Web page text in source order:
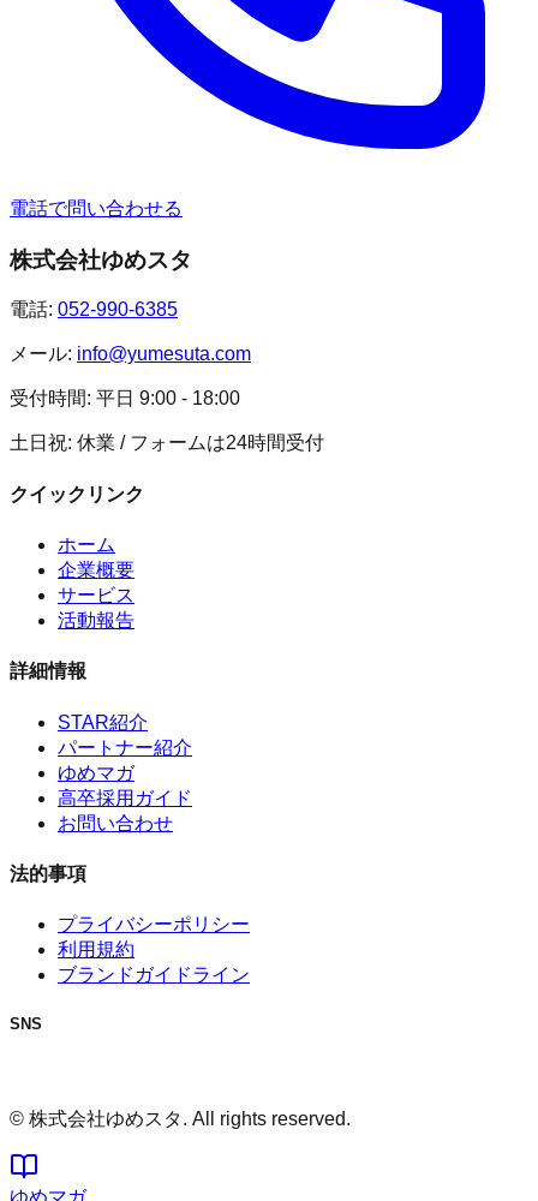
電話で問い合わせる
株式会社ゆめスタ
電話: 052-990-6385
メール: info@yumesuta.com
受付時間: 平日 9:00 - 18:00
土日祝: 休業 / フォームは24時間受付
クイックリンク
ホーム
企業概要
サービス
活動報告
詳細情報
STAR紹介
パートナー紹介
ゆめマガ
高卒採用ガイド
お問い合わせ
法的事項
プライバシーポリシー
利用規約
ブランドガイドライン
SNS
© 株式会社ゆめスタ. All rights reserved.